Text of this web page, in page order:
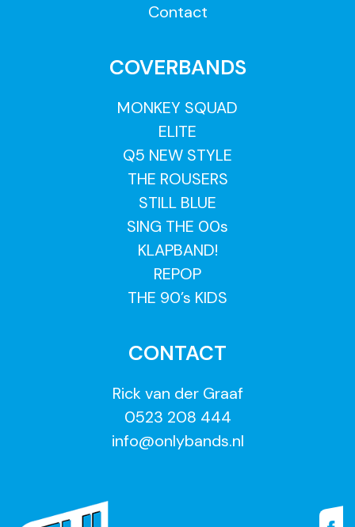
Contact
COVERBANDS
MONKEY SQUAD
ELITE
Q5 NEW STYLE
THE ROUSERS
STILL BLUE
SING THE 00s
KLAPBAND!
REPOP
THE 90’s KIDS
CONTACT
Rick van der Graaf
0523 208 444
info@onlybands.nl